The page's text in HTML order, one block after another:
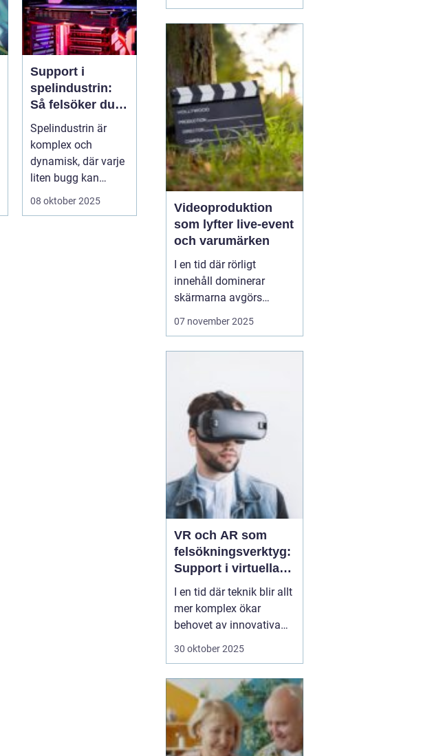
Support i
spelindustrin:
Så felsöker du
buggar och
förbättrar
spelupplevelsen
Spelindustrin är
komplex och
dynamisk, där varje
liten bugg kan
påverka
08 oktober 2025
över vilka som får
ansluta, medan
offentliga Wi-Fi-nät...
Videoproduktion
som lyfter live-event
och varumärken
I en tid där rörligt
innehåll dominerar
skärmarna avgörs
mycket av kvaliteten på
tydligt och minnesvä...
07 november 2025
VR och AR som
felsökningsverktyg:
Support i virtuella
miljöer
I en tid där teknik blir allt
mer komplex ökar
behovet av innovativa
sätt att ge support. VR
erbjuder nya möjligheter
för felsökning, där
supportpersonal...
30 oktober 2025